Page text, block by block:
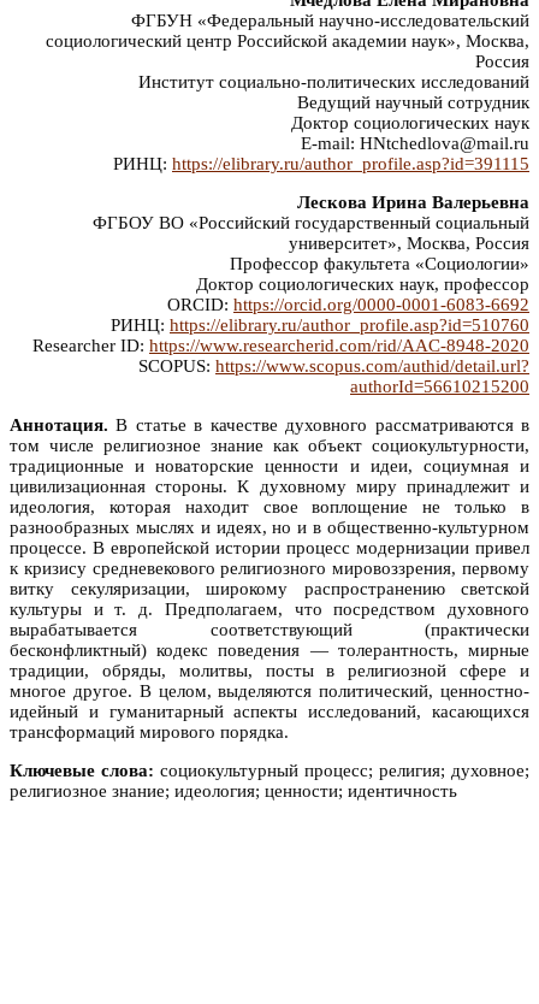
ФГБУН «Федеральный научно-исследовательский
социологический центр Российской академии наук», Москва,
Россия
Институт социально-политических исследований
Ведущий научный сотрудник
Доктор социологических наук
E-mail: HNtchedlova@mail.ru
РИНЦ: https://elibrary.ru/author_profile.asp?id=391115
Лескова Ирина Валерьевна
ФГБОУ ВО «Российский государственный социальный
университет», Москва, Россия
Профессор факультета «Социологии»
Доктор социологических наук, профессор
ORCID: https://orcid.org/0000-0001-6083-6692
РИНЦ: https://elibrary.ru/author_profile.asp?id=510760
Researcher ID: https://www.researcherid.com/rid/AAC-8948-2020
SCOPUS: https://www.scopus.com/authid/detail.url?
authorId=56610215200
Аннотация. В статье в качестве духовного рассматриваются в
том числе религиозное знание как объект социокультурности,
традиционные и новаторские ценности и идеи, социумная и
цивилизационная стороны. К духовному миру принадлежит и
идеология, которая находит свое воплощение не только в
разнообразных мыслях и идеях, но и в общественно-культурном
процессе. В европейской истории процесс модернизации привел
к кризису средневекового религиозного мировоззрения, первому
витку секуляризации, широкому распространению светской
культуры и т. д. Предполагаем, что посредством духовного
вырабатывается соответствующий (практически
бесконфликтный) кодекс поведения — толерантность, мирные
традиции, обряды, молитвы, посты в религиозной сфере и
многое другое. В целом, выделяются политический, ценностно-
идейный и гуманитарный аспекты исследований, касающихся
трансформаций мирового порядка.
Ключевые слова: социокультурный процесс; религия; духовное;
религиозное знание; идеология; ценности; идентичность